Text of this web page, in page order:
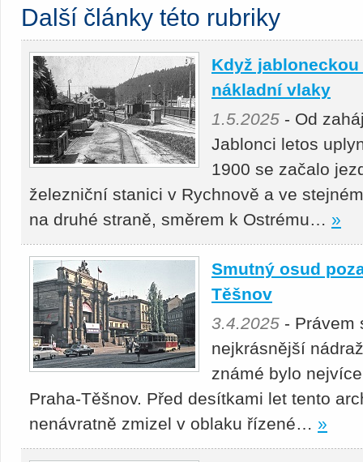
Další články této rubriky
Když
nákladní vlaky
1.5.2025 - Od
Jablonci letos
1900 se začalo
železniční stanici v Rychnově a ve
na druhé straně, směrem k Ostrému… »
Smutný osud
Těšnov
3.4.2025 - Právem
nejkrásnější
známé bylo
Praha-Těšnov. Před desítkami let tento
nenávratně zmizel v oblaku řízené… »